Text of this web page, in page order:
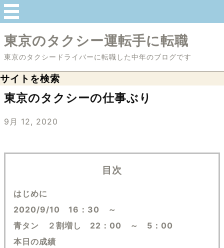
東京のタクシー運転手に転職
東京のタクシードライバーに転職した中年のブログです
サイトを検索
東京のタクシーの仕事ぶり
9月 12, 2020
目次
はじめに
2020/9/10 16：30 ～
青タン ２割増し 22：00 ～ 5：00
本日の成績